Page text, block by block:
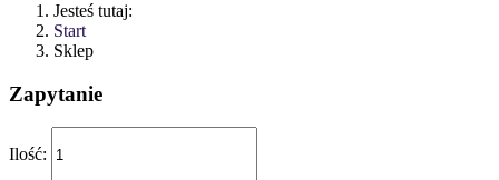
Jesteś tutaj:
Start
Sklep
Zapytanie
Ilość: